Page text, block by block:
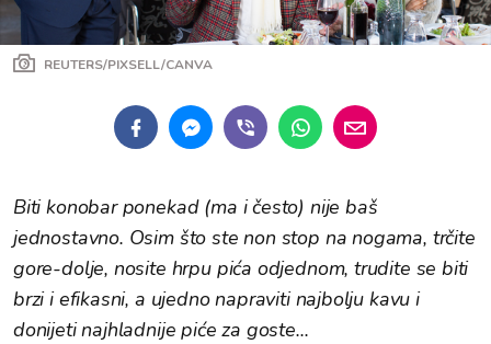
REUTERS/PIXSELL/CANVA
Biti konobar ponekad (ma i često) nije baš
jednostavno. Osim što ste non stop na nogama, trčite
gore-dolje, nosite hrpu pića odjednom, trudite se biti
brzi i efikasni, a ujedno napraviti najbolju kavu i
donijeti najhladnije piće za goste...